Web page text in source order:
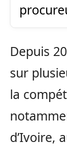
Depuis
sur
la
d’Ivoire,